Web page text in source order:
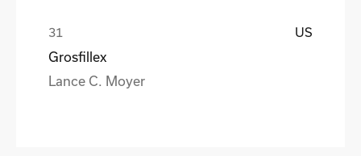
US
Grosfillex
Lance C. Moyer